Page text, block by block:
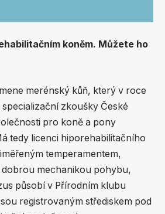
koněm. Můžete ho
merénský kůň, který v roce
zkoušky České
pro koně a pony
tedy licenci hiporehabilitačního
temperamentem,
dobrou mechanikou pohybu,
působí v Přírodním klubu
registrovaným střediskem pod